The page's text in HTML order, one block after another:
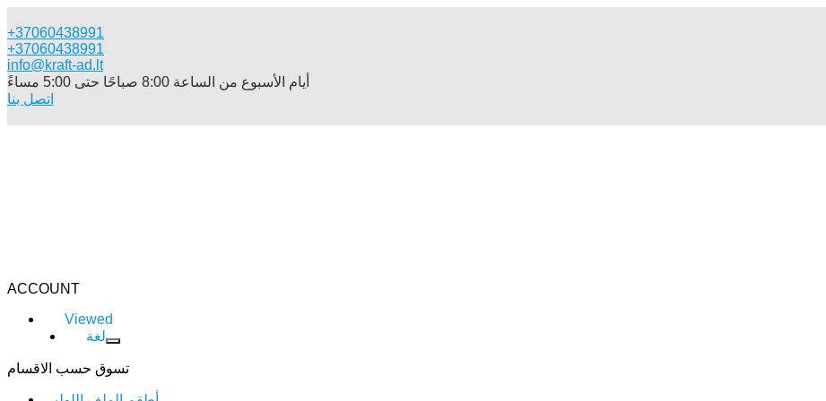
+37060438991
+37060438991
info@kraft-ad.lt
أيام الأسبوع من الساعة 8:00 صباحًا حتى 5:00 مساءً
اتصل بنا
ACCOUNT
Viewed
لغة
تسوق حسب الاقسام